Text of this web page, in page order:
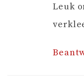
Leuk